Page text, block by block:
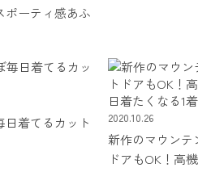
ポーティ感あふ
日着てるカット
2020.10.26
新作のマウンテ
ドアもOK！高